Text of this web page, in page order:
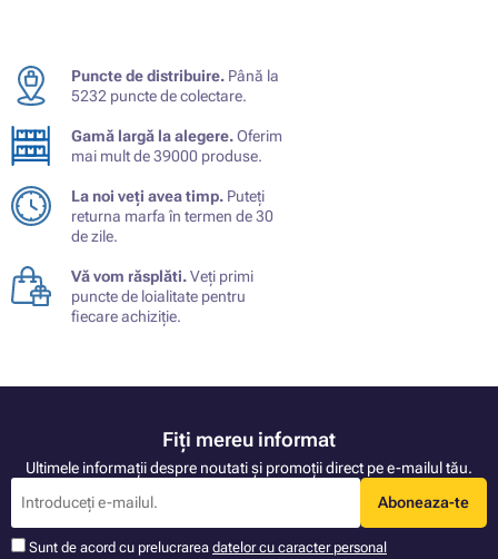
Puncte de distribuire. Până la
5232 puncte de colectare.
Gamă largă la alegere.Oferim
mai mult de 39000 produse.
La noi veți avea timp. Puteți
returna marfa în termen de 30
de zile.
Vă vom răsplăti.Veți primi
puncte de loialitate pentru
fiecare achiziție.
Fiți mereu informat
Ultimele informații despre noutati și promoții direct pe e-mailul tău.
Aboneaza-te
Sunt de acord cu prelucrarea datelor cu caracter personal